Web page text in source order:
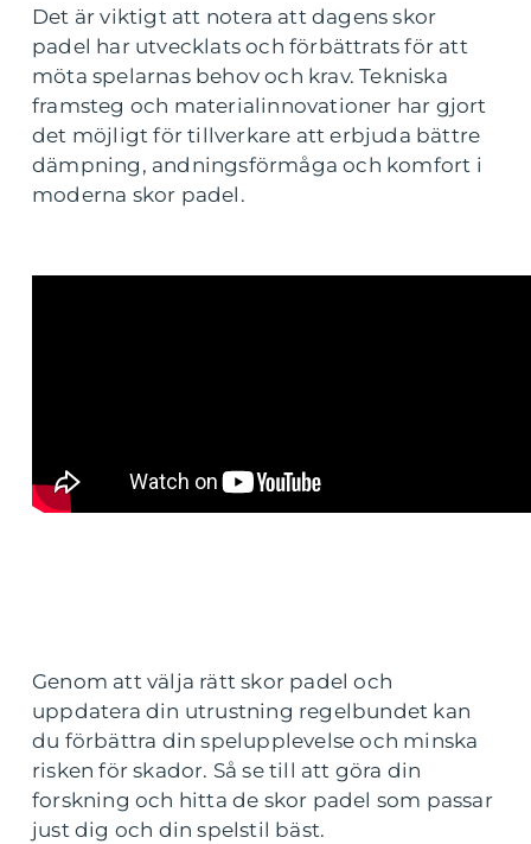
Det är viktigt att notera att dagens skor
padel har utvecklats och förbättrats för att
möta spelarnas behov och krav. Tekniska
framsteg och materialinnovationer har gjort
det möjligt för tillverkare att erbjuda bättre
dämpning, andningsförmåga och komfort i
moderna skor padel.
Genom att välja rätt skor padel och
uppdatera din utrustning regelbundet kan
du förbättra din spelupplevelse och minska
risken för skador. Så se till att göra din
forskning och hitta de skor padel som passar
just dig och din spelstil bäst.